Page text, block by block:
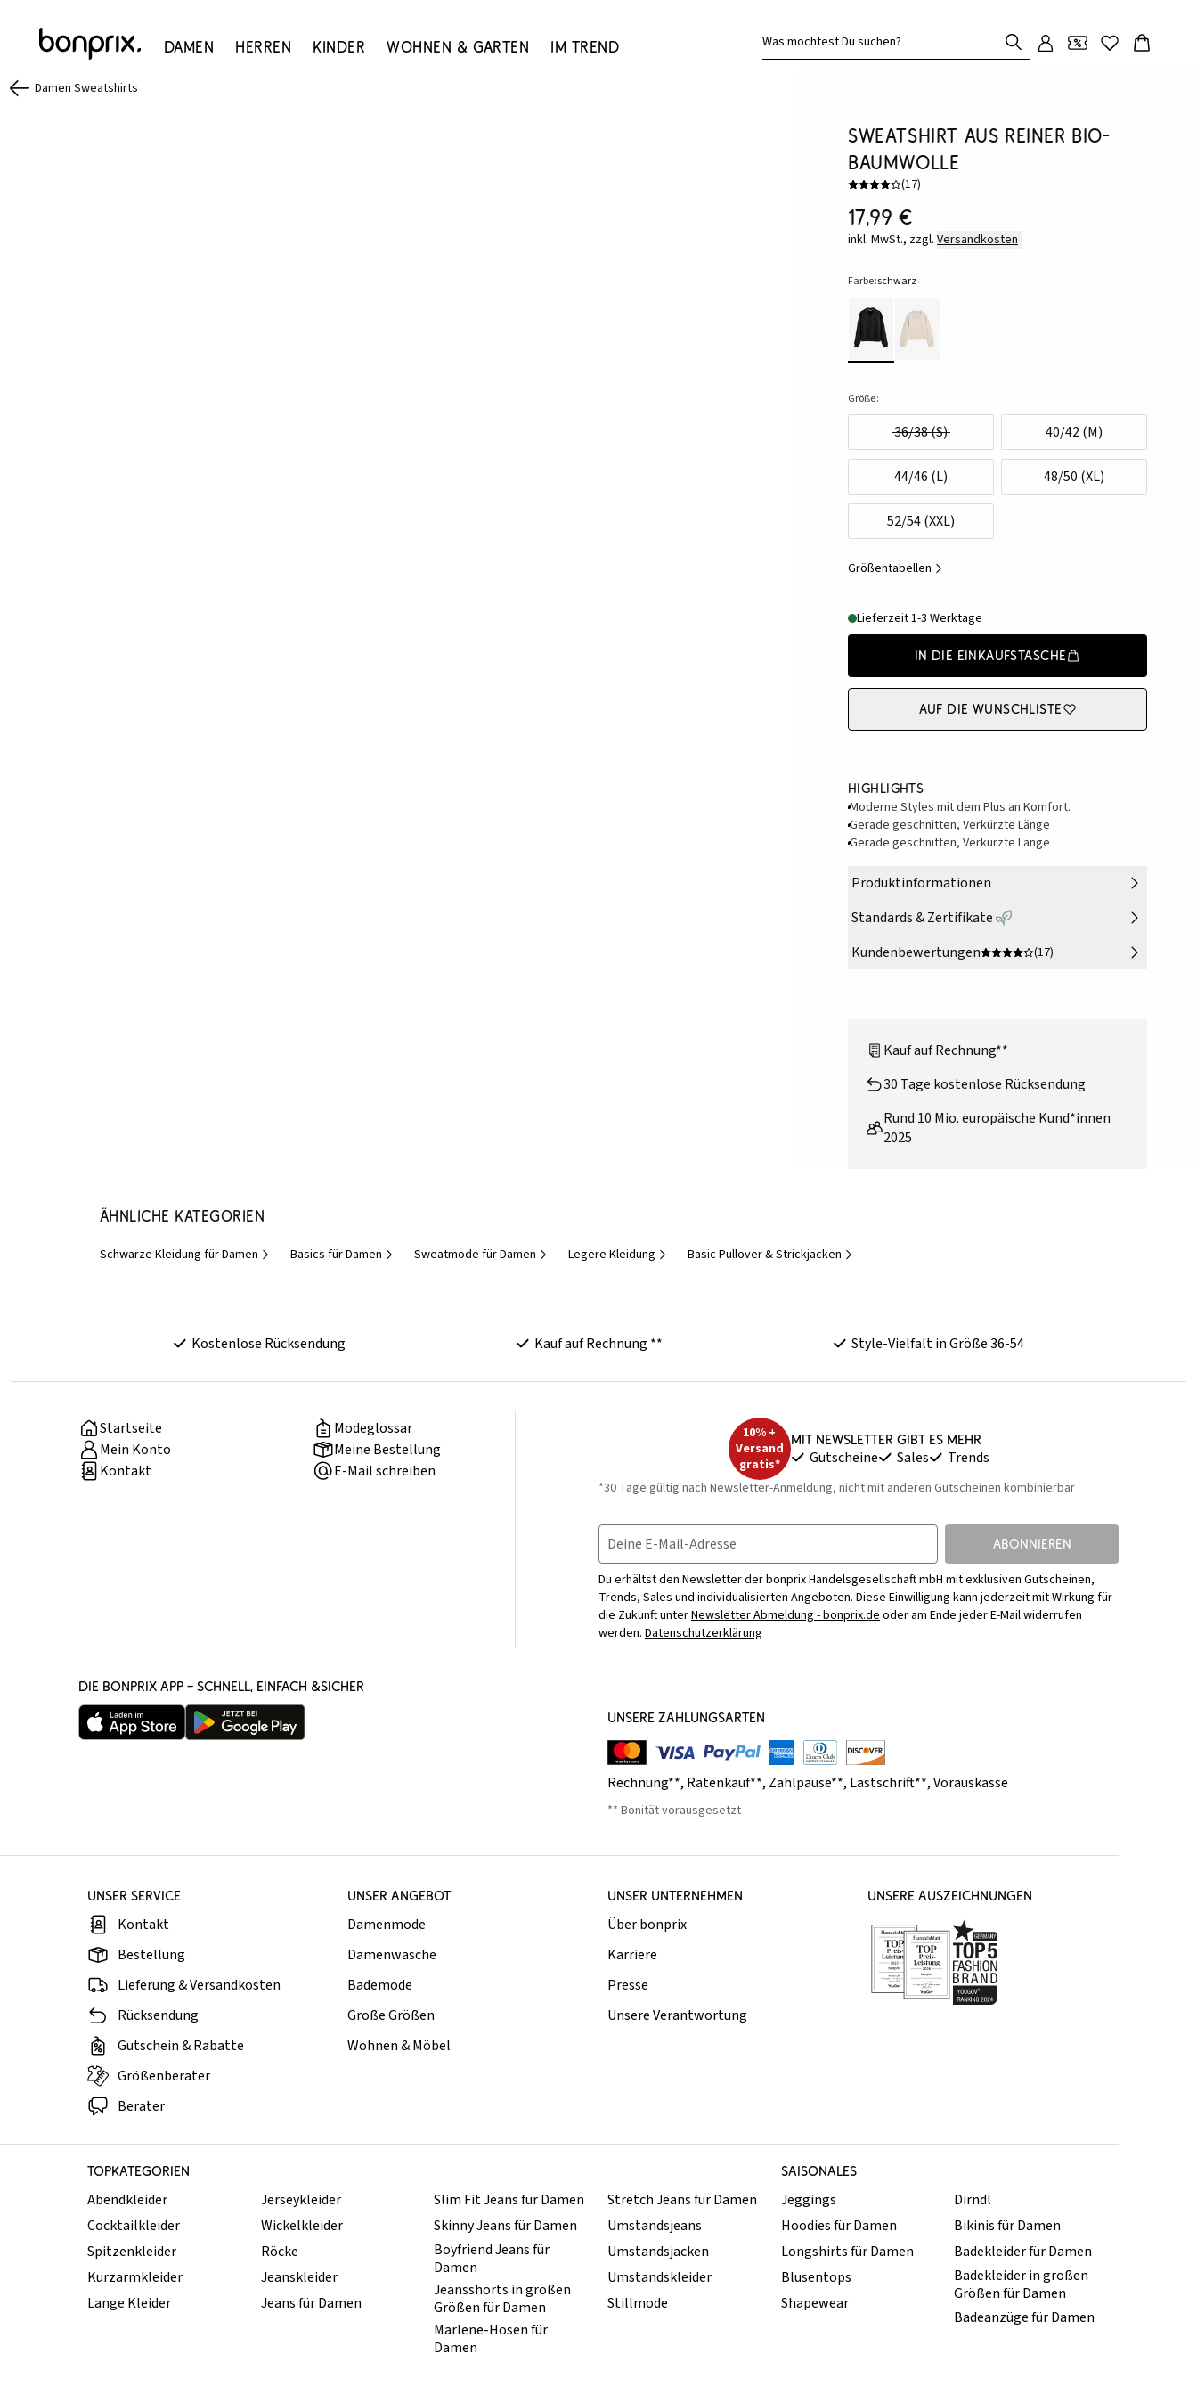
Damen Herren Kinder Wohnen & Garten Im Trend Was möchtest Du suchen?
Damen Sweatshirts
Sweatshirt aus reiner Bio-
Baumwolle
(17)
17,99 €
inkl. MwSt., zzgl. Versandkosten
Farbe:schwarz
Größe:
36/38 (S) 40/42 (M)
44/46 (L) 48/50 (XL)
52/54 (XXL)
Größentabellen
Lieferzeit 1-3 Werktage
In die Einkaufstasche
Auf die Wunschliste
Highlights
Moderne Styles mit dem Plus an Komfort.
Gerade geschnitten, Verkürzte Länge
Gerade geschnitten, Verkürzte Länge
Produktinformationen
Standards & Zertifikate
Kundenbewertungen
(17)
Kauf auf Rechnung**
30 Tage kostenlose Rücksendung
Rund 10 Mio. europäische Kund*innen
2025
Ähnliche Kategorien
Schwarze Kleidung für Damen Basics für Damen Sweatmode für Damen Legere Kleidung Basic Pullover & Strickjacken
Kostenlose Rücksendung Kauf auf Rechnung ** Style-Vielfalt in Größe 36-54
Startseite
Modeglossar
Mein Konto
Meine Bestellung
Kontakt
E-Mail schreiben
10% +
Versand
gratis*
Mit Newsletter gibt es mehr
Gutscheine Sales Trends
*30 Tage gültig nach Newsletter-Anmeldung, nicht mit anderen Gutscheinen kombinierbar
Deine E-Mail-Adresse ABONNIEREN
Du erhältst den Newsletter der bonprix Handelsgesellschaft mbH mit exklusiven Gutscheinen,
Trends, Sales und individualisierten Angeboten. Diese Einwilligung kann jederzeit mit Wirkung für
die Zukunft unterNewsletter Abmeldung - bonprix.deoder am Ende jeder E-Mail widerrufen
werden. Datenschutzerklärung
DIE BONPRIX APP – SCHNELL, EINFACH &SICHER
UNSERE ZAHLUNGSARTEN
Rechnung**, Ratenkauf**, Zahlpause**, Lastschrift**,Vorauskasse
** Bonität vorausgesetzt
UNSER SERVICE
Kontakt
Bestellung
Lieferung & Versandkosten
Rücksendung
Gutschein & Rabatte
Größenberater
Berater
UNSER ANGEBOT
Damenmode
Damenwäsche
Bademode
Große Größen
Wohnen & Möbel
UNSER UNTERNEHMEN
Über bonprix
Karriere
Presse
Unsere Verantwortung
UNSERE AUSZEICHNUNGEN
TOPKATEGORIEN SAISONALES
Abendkleider
Cocktailkleider
Spitzenkleider
Kurzarmkleider
Lange Kleider
Jerseykleider
Wickelkleider
Röcke
Jeanskleider
Jeans für Damen
Slim Fit Jeans für Damen
Skinny Jeans für Damen
Boyfriend Jeans für
Damen
Jeansshorts in großen
Größen für Damen
Marlene-Hosen für
Damen
Stretch Jeans für Damen
Umstandsjeans
Umstandsjacken
Umstandskleider
Stillmode
Jeggings
Hoodies für Damen
Longshirts für Damen
Blusentops
Shapewear
Dirndl
Bikinis für Damen
Badekleider für Damen
Badekleider in großen
Größen für Damen
Badeanzüge für Damen